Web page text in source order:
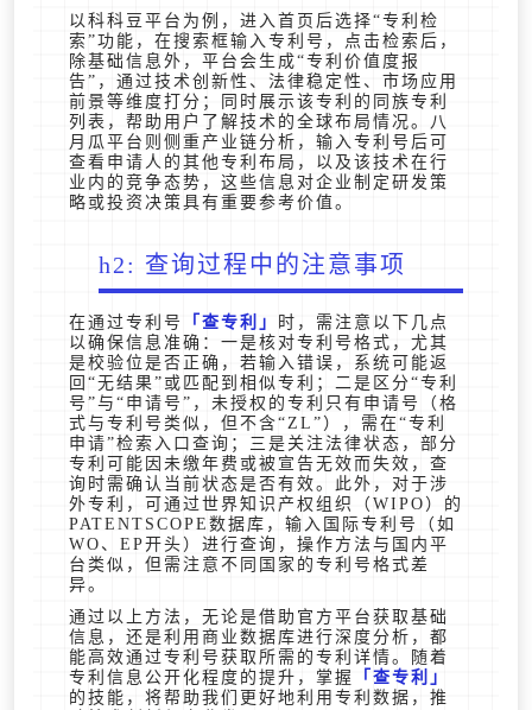
以科科豆平台为例，进入首页后选择“专利检
索”功能，在搜索框输入专利号，点击检索后，
除基础信息外，平台会生成“专利价值度报
告”，通过技术创新性、法律稳定性、市场应用
前景等维度打分；同时展示该专利的同族专利
列表，帮助用户了解技术的全球布局情况。八
月瓜平台则侧重产业链分析，输入专利号后可
查看申请人的其他专利布局，以及该技术在行
业内的竞争态势，这些信息对企业制定研发策
略或投资决策具有重要参考价值。
h2: 查询过程中的注意事项
在通过专利号 查专利
时，需注意以下几点
以确保信息准确：一是核对专利号格式，尤其
是校验位是否正确，若输入错误，系统可能返
回“无结果”或匹配到相似专利；二是区分“专利
号”与“申请号”，未授权的专利只有申请号（格
式与专利号类似，但不含“ZL”），需在“专利
申请”检索入口查询；三是关注法律状态，部分
专利可能因未缴年费或被宣告无效而失效，查
询时需确认当前状态是否有效。此外，对于涉
外专利，可通过世界知识产权组织（WIPO）的
PATENTSCOPE数据库，输入国际专利号（如
WO、EP开头）进行查询，操作方法与国内平
台类似，但需注意不同国家的专利号格式差
异。
通过以上方法，无论是借助官方平台获取基础
信息，还是利用商业数据库进行深度分析，都
能高效通过专利号获取所需的专利详情。随着
专利信息公开化程度的提升，掌握
查专利
的技能，将帮助我们更好地利用专利数据，推